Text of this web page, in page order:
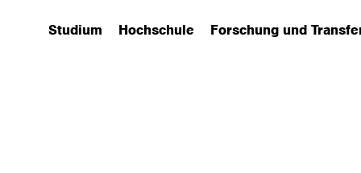
Studium
(has submenu)Hochschule
(has submenu)Forschung und
(has submenu)